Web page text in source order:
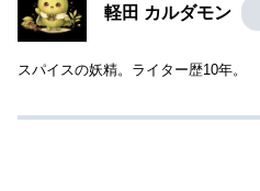
軽田 カルダモン
スパイスの妖精。ライター歴10年。